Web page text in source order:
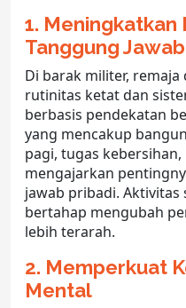
1. Meningkatkan
Tanggung Jawab
Di barak militer, remaja
rutinitas ketat dan
berbasis pendekatan
yang mencakup
pagi, tugas
mengajarkan
jawab pribadi. Aktivitas
bertahap mengubah
lebih terarah.
2. Memperkuat
Mental